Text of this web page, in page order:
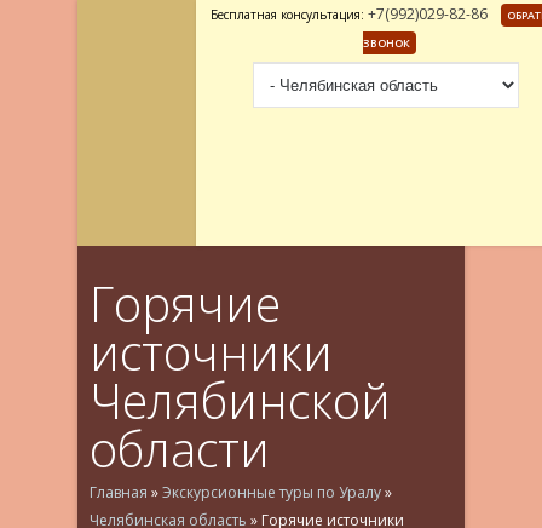
Бесплатная консультация: +7(992)029-82-86
ЗВОНОК
Горячие
источники
Челябинской
области
Главная »Экскурсионные туры по Уралу»
Челябинская область » Горячие источники